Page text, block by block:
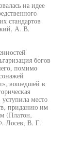
на идее
стандартов
А. В.
богов
помимо
вошедшей в
место
приданию им
(Платон,
Лосев, В. Г.